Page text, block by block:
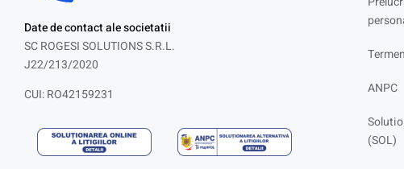
Date de contact ale societatii
SC ROGESI SOLUTIONS S.R.L.
J22/213/2020
CUI: RO42159231
ANPC
(SOL)